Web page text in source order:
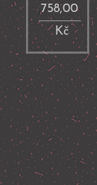
758,00
Kč